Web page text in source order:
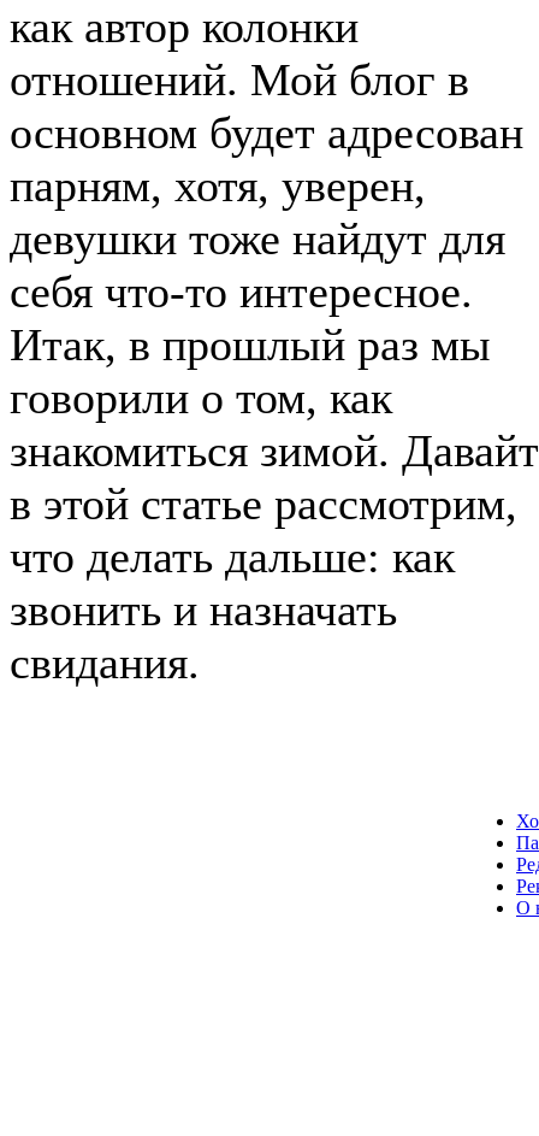
как автор колонки
отношений. Мой блог в
основном будет адресован
парням, хотя, уверен,
девушки тоже найдут для
себя что-то интересное.
Итак, в прошлый раз мы
говорили о том, как
знакомиться зимой.
в этой статье рассмотрим,
что делать дальше: как
звонить и назначать
свидания.
О